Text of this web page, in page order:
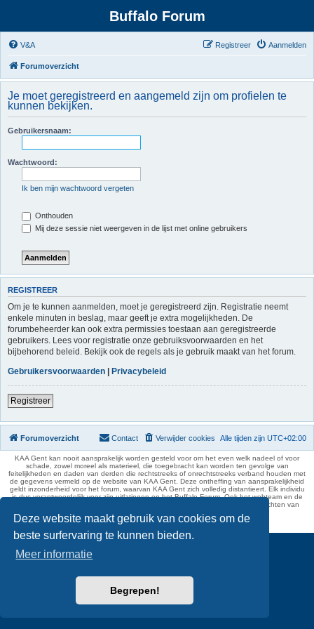
Deze website maakt gebruik van cookies om de
beste surfervaring te kunnen bieden.
Meer informatie
Begrepen!
Buffalo Forum
V&A Aanmelden
Registreer
Forumoverzicht
Je moet geregistreerd en aangemeld zijn om profielen te
kunnen bekijken.
Gebruikersnaam:
Wachtwoord:
Ik ben mijn wachtwoord vergeten
Onthouden
Mij deze sessie niet weergeven in de lijst met online gebruikers
REGISTREER
Om je te kunnen aanmelden, moet je geregistreerd zijn. Registratie neemt
enkele minuten in beslag, maar geeft je extra mogelijkheden. De
forumbeheerder kan ook extra permissies toestaan aan geregistreerde
gebruikers. Lees voor registratie onze gebruiksvoorwaarden en het
bijbehorend beleid. Bekijk ook de regels als je gebruik maakt van het forum.
Gebruikersvoorwaarden | Privacybeleid
Registreer
Forumoverzicht Alle tijden zijn UTC+02:00
Verwijder cookies
Contact
KAA Gent kan nooit aansprakelijk worden gesteld voor om het even welk nadeel of voor
schade, zowel moreel als materieel, die toegebracht kan worden ten gevolge van
feitelijkheden en daden van derden die rechtstreeks of onrechtstreeks verband houden met
de gegevens vermeld op de website van KAA Gent. Deze ontheffing van aansprakelijkheid
geldt inzonderheid voor het forum, waarvan KAA Gent zich volledig distantieert. Elk individu
is dus verantwoordelijk voor zijn uitlatingen op het Buffalo Forum. Ook het webteam en de
moderators kunnen niet aansprakelijk gesteld worden voor de inhoud van berichten van
phpBB Two Factor Authentication ©paul999